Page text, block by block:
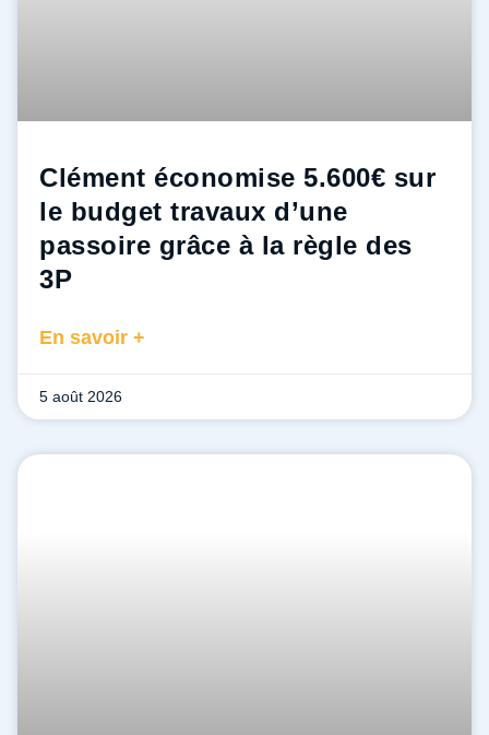
Clément économise 5.600€ sur
le budget travaux d’une
passoire grâce à la règle des
3P ​
En savoir +
5 août 2026